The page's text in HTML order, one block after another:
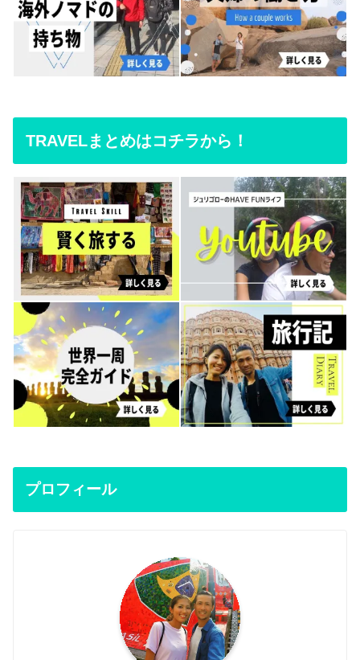
TRAVELまとめはコチラから！
プロフィール